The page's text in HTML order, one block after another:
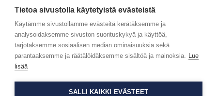
Tietoa sivustolla käytetyistä evästeistä
Käytämme sivustollamme evästeitä kerätäksemme ja
analysoidaksemme sivuston suorituskykyä ja käyttöä,
tarjotaksemme sosiaalisen median ominaisuuksia sekä
parantaaksemme ja räätälöidäksemme sisältöä ja mainoksia. Lue
lisää
SALLI KAIKKI EVÄSTEET